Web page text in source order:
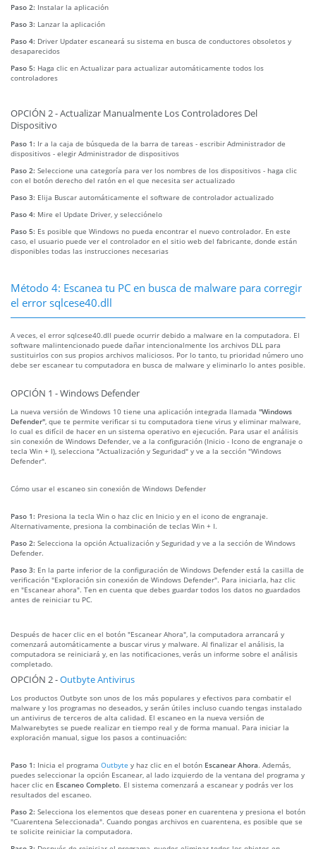
Paso 2: Instalar la aplicación
Paso 3: Lanzar la aplicación
Paso 4: Driver Updater escaneará su sistema en busca de conductores obsoletos y
desaparecidos
Paso 5: Haga clic en Actualizar para actualizar automáticamente todos los
controladores
OPCIÓN 2 - Actualizar Manualmente Los Controladores Del
Dispositivo
Paso 1: Ir a la caja de búsqueda de la barra de tareas - escribir Administrador de
dispositivos - elegir Administrador de dispositivos
Paso 2: Seleccione una categoría para ver los nombres de los dispositivos - haga clic
con el botón derecho del ratón en el que necesita ser actualizado
Paso 3: Elija Buscar automáticamente el software de controlador actualizado
Paso 4: Mire el Update Driver, y selecciónelo
Paso 5: Es posible que Windows no pueda encontrar el nuevo controlador. En este
caso, el usuario puede ver el controlador en el sitio web del fabricante, donde están
disponibles todas las instrucciones necesarias
Método 4: Escanea tu PC en busca de malware para corregir
el error sqlcese40.dll
A veces, el error sqlcese40.dll puede ocurrir debido a malware en la computadora. El
software malintencionado puede dañar intencionalmente los archivos DLL para
sustituirlos con sus propios archivos maliciosos. Por lo tanto, tu prioridad número uno
debe ser escanear tu computadora en busca de malware y eliminarlo lo antes posible.
OPCIÓN 1 - Windows Defender
La nueva versión de Windows 10 tiene una aplicación integrada llamada "Windows
Defender" , que te permite verificar si tu computadora tiene virus y eliminar malware,
lo cual es difícil de hacer en un sistema operativo en ejecución. Para usar el análisis
sin conexión de Windows Defender, ve a la configuración (Inicio - Icono de engranaje o
tecla Win + I), selecciona "Actualización y Seguridad" y ve a la sección "Windows
Defender".
Cómo usar el escaneo sin conexión de Windows Defender
Paso 1: Presiona la tecla Win o haz clic en Inicio y en el icono de engranaje.
Alternativamente, presiona la combinación de teclas Win + I.
Paso 2: Selecciona la opción Actualización y Seguridad y ve a la sección de Windows
Defender.
Paso 3: En la parte inferior de la configuración de Windows Defender está la casilla de
verificación "Exploración sin conexión de Windows Defender". Para iniciarla, haz clic
en "Escanear ahora". Ten en cuenta que debes guardar todos los datos no guardados
antes de reiniciar tu PC.
Después de hacer clic en el botón "Escanear Ahora", la computadora arrancará y
comenzará automáticamente a buscar virus y malware. Al finalizar el análisis, la
computadora se reiniciará y, en las notificaciones, verás un informe sobre el análisis
completado.
OPCIÓN 2 -Outbyte Antivirus
Los productos Outbyte son unos de los más populares y efectivos para combatir el
malware y los programas no deseados, y serán útiles incluso cuando tengas instalado
un antivirus de terceros de alta calidad. El escaneo en la nueva versión de
Malwarebytes se puede realizar en tiempo real y de forma manual. Para iniciar la
exploración manual, sigue los pasos a continuación:
Paso 1: Inicia el programa Outbyte y haz clic en el botón Escanear Ahora. Además,
puedes seleccionar la opción Escanear, al lado izquierdo de la ventana del programa y
hacer clic en Escaneo Completo. El sistema comenzará a escanear y podrás ver los
resultados del escaneo.
Paso 2: Selecciona los elementos que deseas poner en cuarentena y presiona el botón
"Cuarentena Seleccionada". Cuando pongas archivos en cuarentena, es posible que se
te solicite reiniciar la computadora.